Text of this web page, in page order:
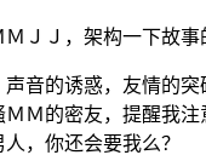
ＪＪ，架构一下故事
音的诱惑，友情的
Ｍ的密友，提醒我
，你还会要我么？